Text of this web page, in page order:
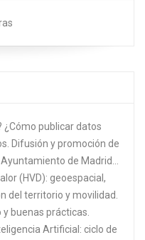
¿Cómo publicar datos
Difusión y promoción de
Ayuntamiento de Madrid…
(HVD): geoespacial,
del territorio y movilidad.
y buenas prácticas.
Artificial: ciclo de